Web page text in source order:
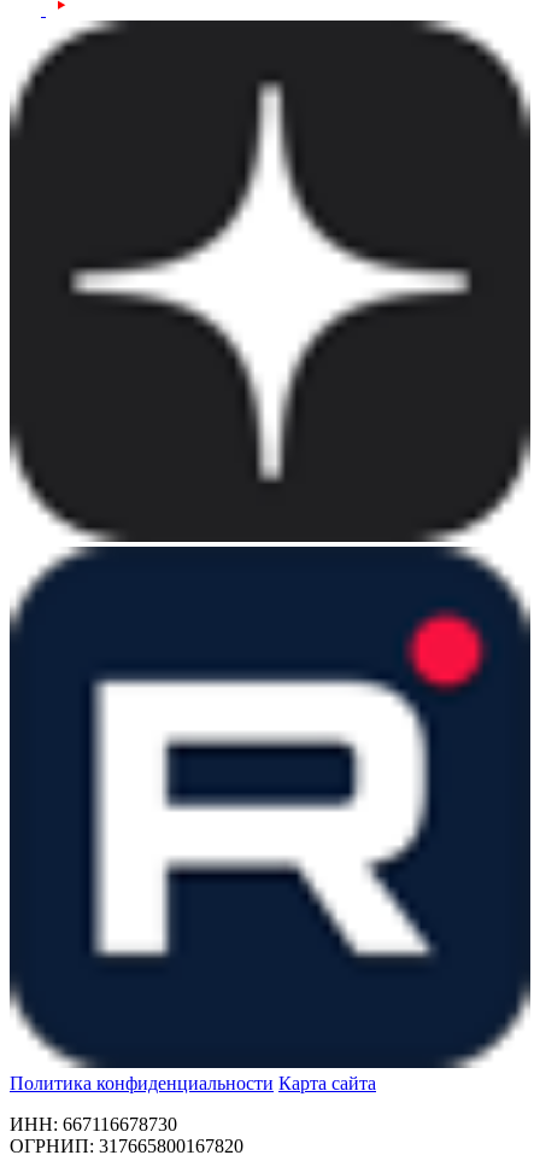
Политика конфиденциальности Карта сайта
ИНН: 667116678730
ОГРНИП: 317665800167820